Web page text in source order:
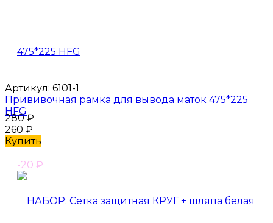
Артикул: 6101-1
Прививочная рамка для вывода маток 475*225
HFG
280₽
260 ₽
Купить
-20 ₽